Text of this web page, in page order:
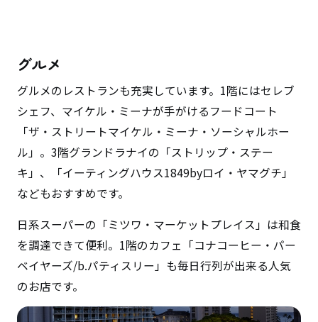
グルメ
グルメのレストランも充実しています。1階にはセレブ
シェフ、マイケル・ミーナが手がけるフードコート
「ザ・ストリートマイケル・ミーナ・ソーシャルホー
ル」。3階グランドラナイの「ストリップ・ステー
キ」、「イーティングハウス1849byロイ・ヤマグチ」
などもおすすめです。
日系スーパーの「ミツワ・マーケットプレイス」は和食
を調達できて便利。1階のカフェ「コナコーヒー・パー
ベイヤーズ/b.パティスリー」も毎日行列が出来る人気
のお店です。